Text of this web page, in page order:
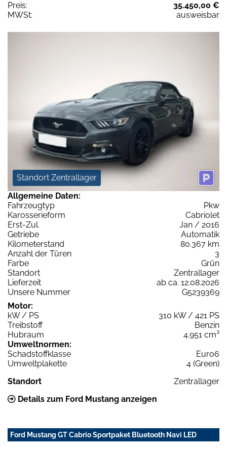
Preis:
35.450,00 €
MWSt:
ausweisbar
Standort Zentrallager
Allgemeine Daten:
Fahrzeugtyp
Pkw
Karosserieform
Cabriolet
Erst-Zul.
Jan / 2016
Getriebe
Automatik
Kilometerstand
80.367 km
Anzahl der Türen
3
Farbe
Grün
Standort
Zentrallager
Lieferzeit
ab ca. 12.08.2026
Unsere Nummer
G5239369
Motor:
kW / PS
310 kW / 421 PS
Treibstoff
Benzin
Hubraum
4.951 cm³
Umweltnormen:
Schadstoffklasse
Euro6
Umweltplakette
4 (Green)
Standort
Zentrallager
Details zum Ford Mustang anzeigen
Ford Mustang GT Cabrio Sportpaket Bluetooth Navi LED